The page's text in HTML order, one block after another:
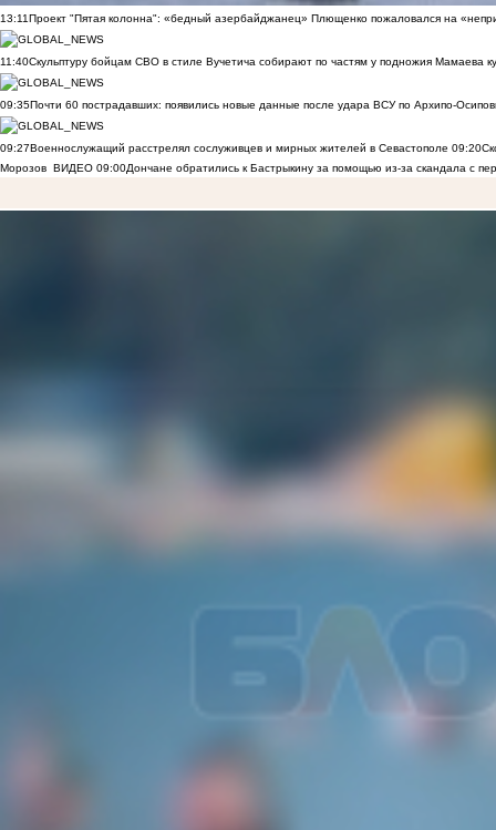
13:11Проект "Пятая колонна": «бедный азербайджанец» Плющенко пожаловался на
11:40Скульптуру бойцам СВО в стиле Вучетича собирают по частям у подножия Мамаева
09:35Почти 60 пострадавших: появились новые данные после удара ВСУ по Архипо-
09:27Военнослужащий расстрелял сослуживцев и мирных жителей в Севастополе 09:20
Морозов
ВИДЕО 09:00Дончане обратились к Бастрыкину за помощью из-за скандала с